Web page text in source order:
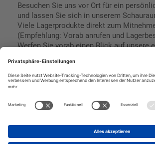
Besuchen Sie uns vor Ort für ein
und lassen Sie sich in unserem
Viele Lagerprodukte direkt zum
(Empfehlung: Vorab anrufen und
Werfen Sie vorab einen Blick auf unsere
Impressum
Datenschutz
SEPA
Kreditkarte